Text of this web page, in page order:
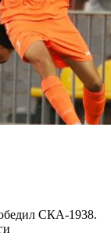
СКА-1938.